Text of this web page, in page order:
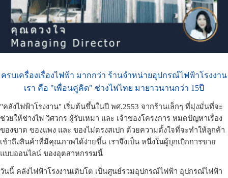
ครบเครื่องเรื่องไฟฟ้า มากกว่า ร้านจำหน่ายอุปกรณ์ไฟฟ้าโรงงาน
เรา คือ "เพื่อนคู่คิด" ช่างไฟไทย มายาวนานกว่า 15ปี
"คลังไฟฟ้าโรงงาน" เริ่มต้นขึ้นในปี พศ.2553 จากร้านเล็กๆ ที่มุ่งมั่นที่จะ
ช่วยให้ช่างไฟ วิศวกร ผู้รับเหมา และ เจ้าของโครงการ หมดปัญหาเรื่อง
ของขาด ของแพง และ ของไม่ตรงสเปก ด้วยความตั้งใจที่จะทำให้ลูกค้า
เข้าถึงสินค้าที่มีคุณภาพได้ง่ายขึ้น เราจึงเป็น หนึ่งในผู้บุกเบิกการขาย
แบบออนไลน์ ของอุตสาหกรรมนี้
วันนี้ คลังไฟฟ้าโรงงานเติบโต เป็นศูนย์รวมอุปกรณ์ไฟฟ้า อุปกรณ์ไฟฟ้า